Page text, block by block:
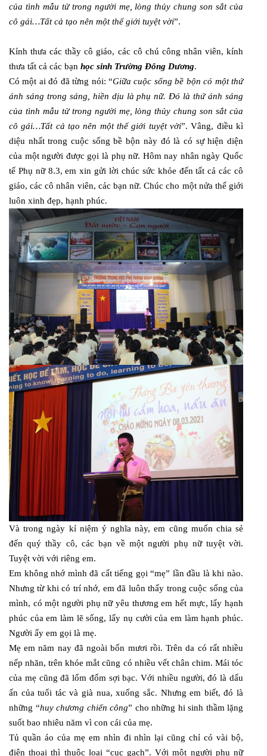
của tình mẫu tử trong người mẹ, lòng thủy chung son sắt của
cô gái…Tất cả tạo nên một thế giới tuyệt vời”.
Kính thưa các thầy cô giáo, các cô chú công nhân viên, kính
thưa tất cả các bạn học sinh Trường Đông Dương.
Có một ai đó đã từng nói: “Giữa cuộc sống bề bộn có một thứ
ánh sáng trong sáng, hiền dịu là phụ nữ. Đó là thứ ánh sáng
của tình mẫu tử trong người mẹ, lòng thủy chung son sắt của
cô gái…Tất cả tạo nên một thế giới tuyệt vời”. Vâng, điều kì
diệu nhất trong cuộc sống bề bộn này đó là có sự hiện diện
của một người được gọi là phụ nữ. Hôm nay nhân ngày Quốc
tế Phụ nữ 8.3, em xin gửi lời chúc sức khỏe đến tất cả các cô
giáo, các cô nhân viên, các bạn nữ. Chúc cho một nửa thế giới
luôn xinh đẹp, hạnh phúc.
Và trong ngày kỉ niệm ý nghĩa này, em cũng muốn chia sẻ
đến quý thầy cô, các bạn về một người phụ nữ tuyệt vời.
Tuyệt vời với riêng em.
Em không nhớ mình đã cất tiếng gọi “mẹ” lần đầu là khi nào.
Nhưng từ khi có trí nhớ, em đã luôn thấy trong cuộc sống của
mình, có một người phụ nữ yêu thương em hết mực, lấy hạnh
phúc của em làm lẽ sống, lấy nụ cười của em làm hạnh phúc.
Người ấy em gọi là mẹ.
Mẹ em năm nay đã ngoài bốn mươi rồi. Trên da có rất nhiều
nếp nhăn, trên khóe mắt cũng có nhiều vết chân chim. Mái tóc
của mẹ cũng đã lốm đốm sợi bạc. Với nhiều người, đó là dấu
ấn của tuổi tác và già nua, xuống sắc. Nhưng em biết, đó là
những “huy chương chiến công” cho những hi sinh thầm lặng
suốt bao nhiêu năm vì con cái của mẹ.
Tủ quần áo của mẹ em nhìn đi nhìn lại cũng chỉ có vài bộ,
điện thoại thì thuộc loại “cục gạch”. Với một người phụ nữ